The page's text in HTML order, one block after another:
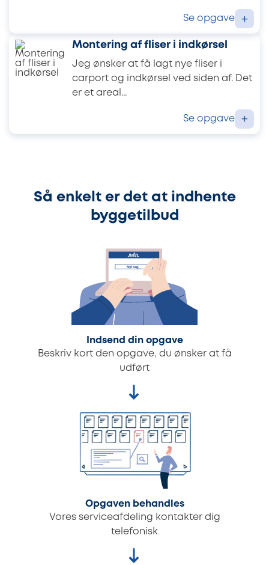
Se opgave +
Montering af fliser i indkørsel
Jeg ønsker at få lagt nye fliser i
carport og indkørsel ved siden af. Det
er et areal...
Se opgave +
Så enkelt er det at indhente
byggetilbud
Indsend din opgave
Beskriv kort den opgave, du ønsker at få
udført
Opgaven behandles
Vores serviceafdeling kontakter dig
telefonisk